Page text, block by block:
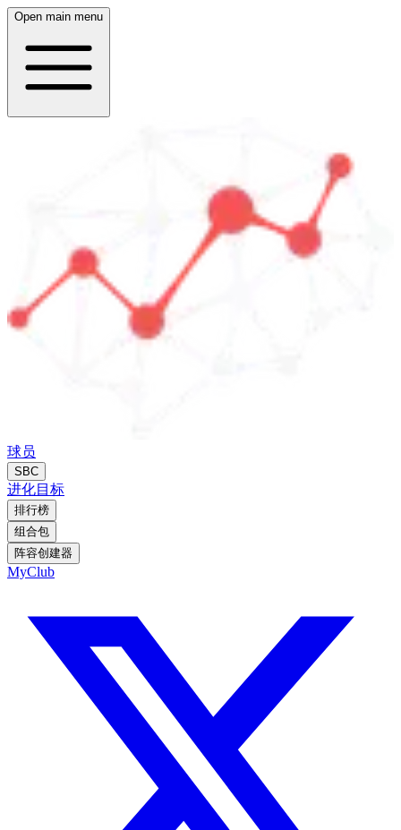
Open main menu
球员
SBC
进化目标
排行榜
组合包
阵容创建器
MyClub